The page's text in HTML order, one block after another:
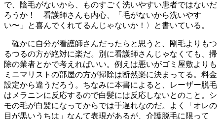
で、陰毛がないから、ものすごく洗いやすい患者ではないだ
ろうか！ 看護師さんも内心、「毛がないから洗いやす
い〜」と喜んでくれてるんじゃないか！〉と書いている。
確かに自分が看護師さんだったらと思うと、剛毛よりもつ
るつるの方が絶対に楽だ。別に看護師さんじゃなくても、掃
除の業者とかで考えればいい。例えは悪いがゴミ屋敷よりも
ミニマリストの部屋の方が掃除は断然楽に決まってる。料金
設定から違うだろう。ちなみに本書によると、レーザー脱毛
はメラニンに反応するので白髪には反応しないとのこと。シ
モの毛が白髪になってからでは手遅れなのだ。よく「オレの
目が黒いうちは」なんて表現があるが、介護脱毛に限って